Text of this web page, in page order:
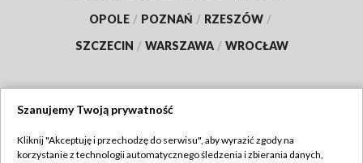
OPOLE / POZNAŃ / RZESZÓW /
SZCZECIN / WARSZAWA / WROCŁAW
TVP
Szanujemy Twoją prywatność
Kliknij "Akceptuję i przechodzę do serwisu", aby wyrazić zgody na
korzystanie z technologii automatycznego śledzenia i zbierania danych,